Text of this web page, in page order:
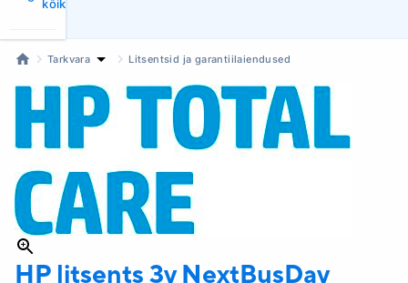
kõik
Tarkvara Litsentsid ja garantiilaiendused
HP litsents 3y NextBusDay